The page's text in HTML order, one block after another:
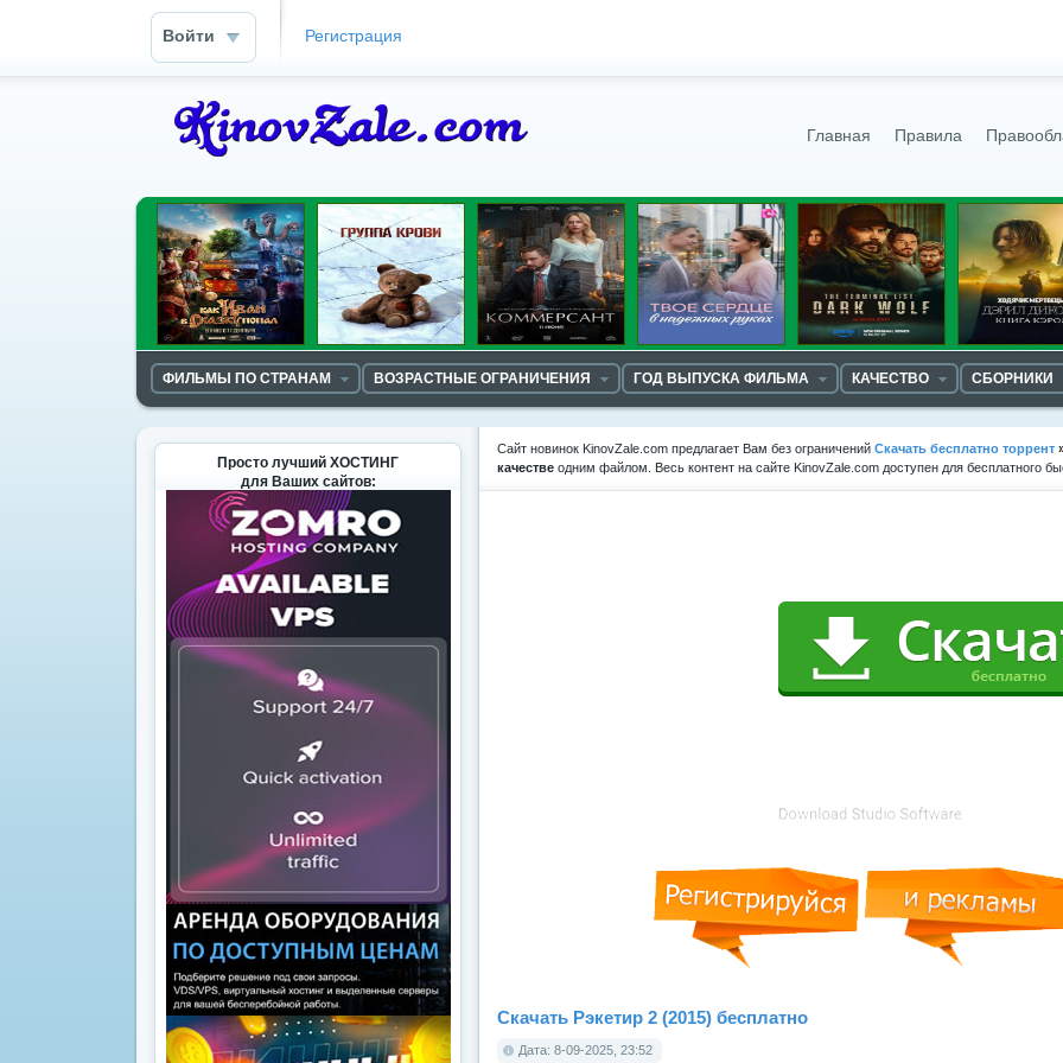
Войти Регистрация
Главная Правила
ФИЛЬМЫ ПО СТРАНАМ ВОЗРАСТНЫЕ ОГРАНИЧЕНИЯ ГОД ВЫПУСКА ФИЛЬМА КАЧЕСТВО СБОРНИКИ
Сайт новинок KinovZale.com предлагает Вам без ограничений Скачать бесплатно торрент
качестве одним файлом. Весь контент на сайте KinovZale.com доступен для бесплатного
Скачать Рэкетир 2 (2015) бесплатно
Дата: 8-09-2025, 23:52
Просто лучший ХОСТИНГ
для Ваших сайтов: